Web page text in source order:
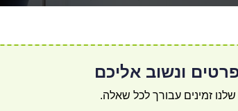
ונשוב אליכם
זמינים עבורך לכל שאלה.